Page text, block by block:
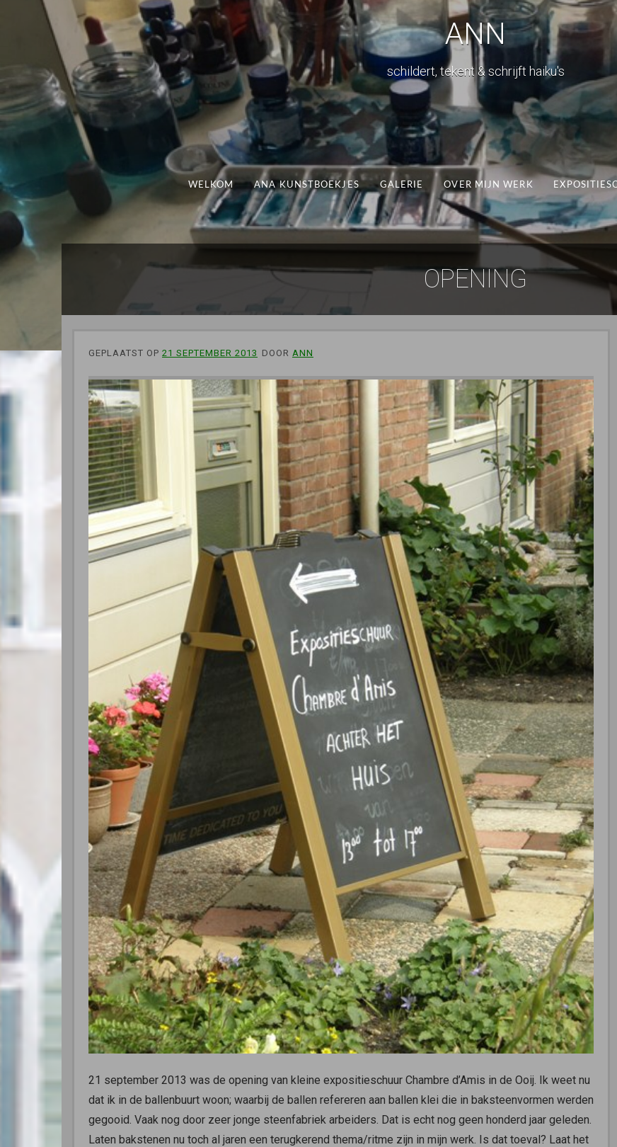
ANN
schildert, tekent & schrijft haiku's
WELKOM ANA KUNSTBOEKJES GALERIE OVER MIJN WERK
OPENING
GEPLAATST OP 21 SEPTEMBER 2013 DOOR ANN
21 september 2013 was de opening van kleine expositieschuur Chambre d’Amis in de Ooij. Ik weet nu
dat ik in de ballenbuurt woon; waarbij de ballen refereren aan ballen klei die in baksteenvormen werden
gegooid. Vaak nog door zeer jonge steenfabriek arbeiders. Dat is echt nog geen honderd jaar geleden.
Laten bakstenen nu toch al jaren een terugkerend thema/ritme zijn in mijn werk. Is dat toeval? Laat het